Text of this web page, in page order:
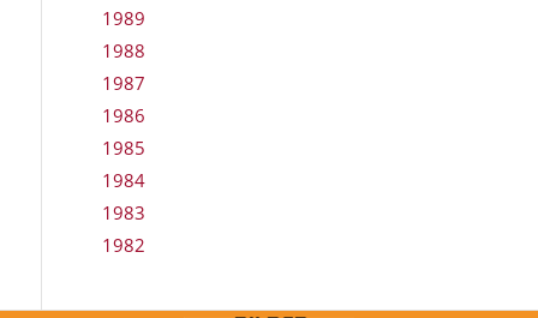
1989
1988
1987
1986
1985
1984
1983
1982